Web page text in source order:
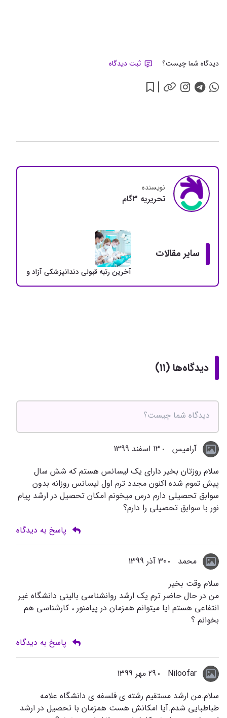
دیدگاه شما چیست؟ ثبت دیدگاه
نویسنده
تحريريه 3گام
سایر مقالات
آخرین رتبه قبولی دندانپزشکی آزاد و دولتی +
دیدگاه‌ها (11)
آرامیس
13 اسفند 1399
سلام روزتان بخیر دارای یک لیسانس هستم که شش سال
پیش تموم شده اکنون مجدد ترم اول لیسانس روزانه بدون
سوابق تحصیلی دارم درس میخونم امکان تحصیل در ارشد پیام
نور با سوابق تحصیلی را دارم؟
پاسخ به دیدگاه
محمد
30 آذر 1399
سلام وقت بخیر
من در حال حاضر ترم یک ارشد روانشناسی بالینی دانشگاه غیر
انتفاعی هستم ایا میتوانم همزمان در پیامنور ، کارشناسی هم
بخوانم ؟
پاسخ به دیدگاه
Niloofar
29 مهر 1399
سلام.من ارشد مستقیم رشته ی فلسفه ی دانشگاه علامه
طباطبایی شدم.آیا امکانش هست همزمان با تحصیل در ارشد